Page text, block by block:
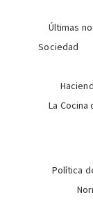
Últimas
Sociedad
La Cocina
Política